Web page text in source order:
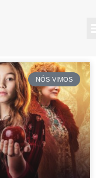
NÓS VIMOS